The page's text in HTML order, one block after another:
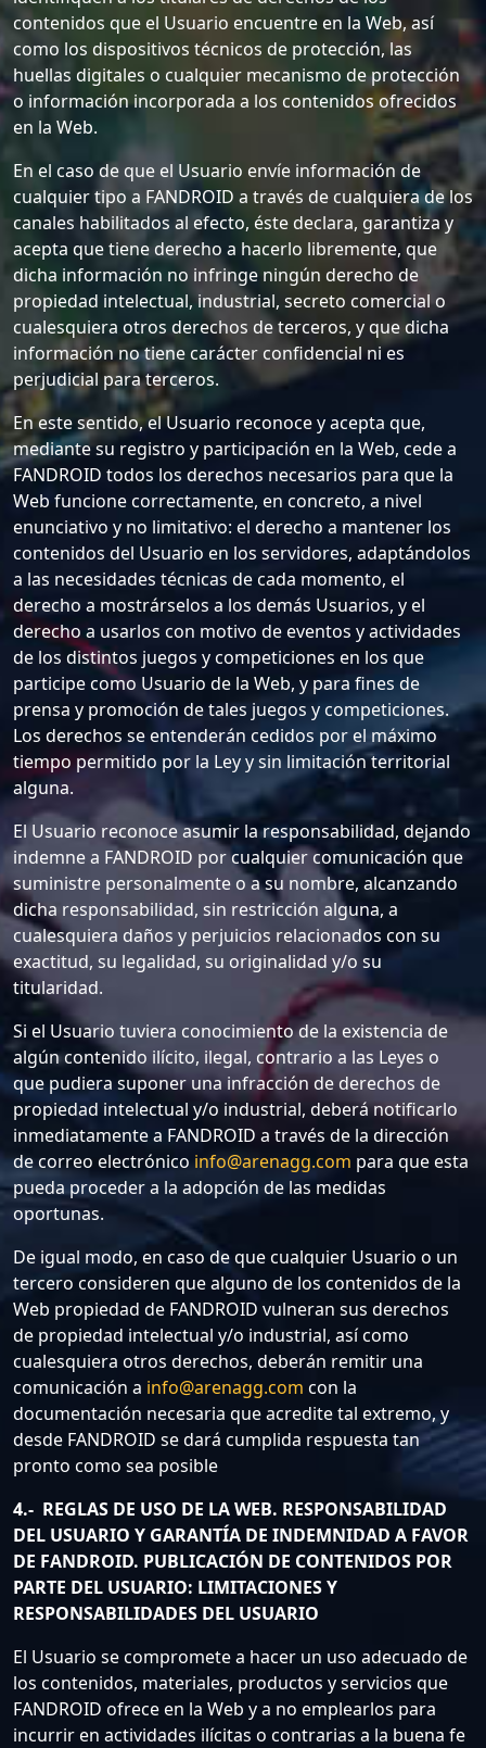
contenidos que el Usuario encuentre en la Web, así
como los dispositivos técnicos de protección, las
huellas digitales o cualquier mecanismo de protección
o información incorporada a los contenidos ofrecidos
en la Web.
En el caso de que el Usuario envíe información de
cualquier tipo a FANDROID a través de cualquiera de los
canales habilitados al efecto, éste declara, garantiza y
acepta que tiene derecho a hacerlo libremente, que
dicha información no infringe ningún derecho de
propiedad intelectual, industrial, secreto comercial o
cualesquiera otros derechos de terceros, y que dicha
información no tiene carácter confidencial ni es
perjudicial para terceros.
En este sentido, el Usuario reconoce y acepta que,
mediante su registro y participación en la Web, cede a
FANDROID todos los derechos necesarios para que la
Web funcione correctamente, en concreto, a nivel
enunciativo y no limitativo: el derecho a mantener los
contenidos del Usuario en los servidores, adaptándolos
a las necesidades técnicas de cada momento, el
derecho a mostrárselos a los demás Usuarios, y el
derecho a usarlos con motivo de eventos y actividades
de los distintos juegos y competiciones en los que
participe como Usuario de la Web, y para fines de
prensa y promoción de tales juegos y competiciones.
Los derechos se entenderán cedidos por el máximo
tiempo permitido por la Ley y sin limitación territorial
alguna.
El Usuario reconoce asumir la responsabilidad, dejando
indemne a FANDROID por cualquier comunicación que
suministre personalmente o a su nombre, alcanzando
dicha responsabilidad, sin restricción alguna, a
cualesquiera daños y perjuicios relacionados con su
exactitud, su legalidad, su originalidad y/o su
titularidad.
Si el Usuario tuviera conocimiento de la existencia de
algún contenido ilícito, ilegal, contrario a las Leyes o
que pudiera suponer una infracción de derechos de
propiedad intelectual y/o industrial, deberá notificarlo
inmediatamente a FANDROID a través de la dirección
de correo electrónico info@arenagg.com para que esta
pueda proceder a la adopción de las medidas
oportunas.
De igual modo, en caso de que cualquier Usuario o un
tercero consideren que alguno de los contenidos de la
Web propiedad de FANDROID vulneran sus derechos
de propiedad intelectual y/o industrial, así como
cualesquiera otros derechos, deberán remitir una
comunicación a info@arenagg.com con la
documentación necesaria que acredite tal extremo, y
desde FANDROID se dará cumplida respuesta tan
pronto como sea posible
4.- REGLAS DE USO DE LA WEB. RESPONSABILIDAD
DEL USUARIO Y GARANTÍA DE INDEMNIDAD A FAVOR
DE FANDROID. PUBLICACIÓN DE CONTENIDOS POR
PARTE DEL USUARIO: LIMITACIONES Y
RESPONSABILIDADES DEL USUARIO
El Usuario se compromete a hacer un uso adecuado de
los contenidos, materiales, productos y servicios que
FANDROID ofrece en la Web y a no emplearlos para
incurrir en actividades ilícitas o contrarias a la buena fe